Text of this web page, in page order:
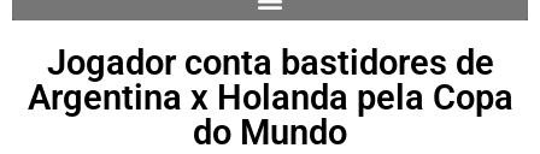
Jogador conta bastidores de
Argentina x Holanda pela Copa
do Mundo